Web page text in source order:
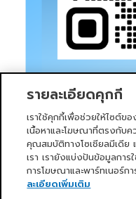
หน้าแรก บริการของเรา
เกี่ยวกับเรา นักลงทุนสัมพั
รายละเอียดคุกกี้
เราใช้คุกกี้เพื่อช่วยให้ไซต์ข
เนื้อหาและโฆษณาที่ตรงกับค
คุณสมบัติทางโซเชียลมีเดีย
เรา เรายังแบ่งปันข้อมูลการ
การโฆษณาและพาร์ทเนอร์ก
ละเอียดเพิ่มเติม